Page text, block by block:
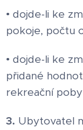
• dojde-li ke
pokoje, počtu
• dojde-li ke
přidané
rekreační
3. Ubytovatel